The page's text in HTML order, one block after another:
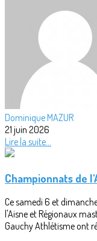
Dominique MAZUR
21 juin 2026
Lire la suite...
Championnats de
Ce samedi 6 et
l'Aisne et Régionaux
Gauchy Athlétisme ont